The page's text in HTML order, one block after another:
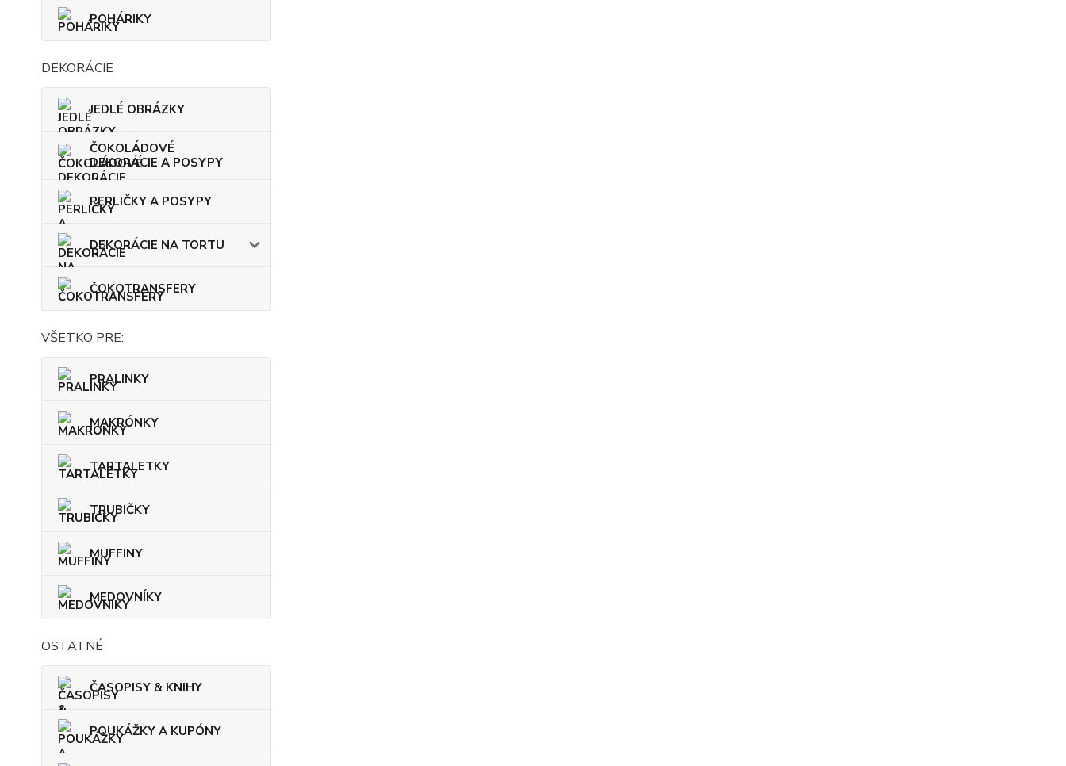
POHÁRIKY
DEKORÁCIE
JEDLÉ OBRÁZKY
ČOKOLÁDOVÉ
DEKORÁCIE A POSYPY
PERLIČKY A POSYPY
DEKORÁCIE NA TORTU
ČOKOTRANSFERY
VŠETKO PRE:
PRALINKY
MAKRÓNKY
TARTALETKY
TRUBIČKY
MUFFINY
MEDOVNÍKY
OSTATNÉ
ČASOPISY & KNIHY
POUKÁŽKY A KUPÓNY